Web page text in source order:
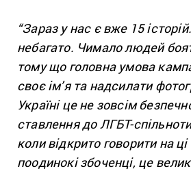
“Зараз у нас є вже 15
небагато. Чимало людей
тому що головна умова
своє ім’я та надсилати
Україні це не зовсім
ставлення до ЛГБТ-
коли відкрито говорити на
поодинокі збоченці, це